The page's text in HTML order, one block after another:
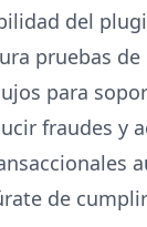
del
pruebas
para
fraudes y
de